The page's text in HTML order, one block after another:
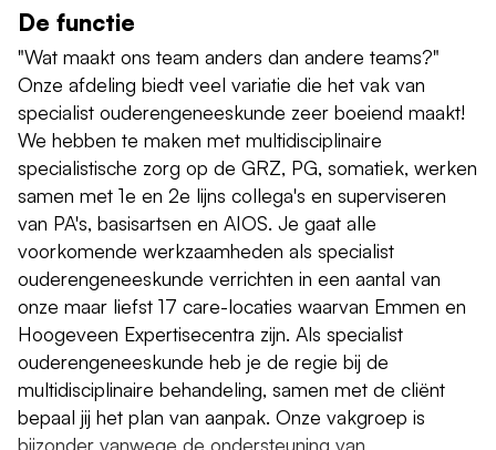
De functie
"Wat maakt ons team anders dan andere teams?"
Onze afdeling biedt veel variatie die het vak van
specialist ouderengeneeskunde zeer boeiend maakt!
We hebben te maken met multidisciplinaire
specialistische zorg op de GRZ, PG, somatiek, werken
samen met 1e en 2e lijns collega's en superviseren
van PA's, basisartsen en AIOS. Je gaat alle
voorkomende werkzaamheden als specialist
ouderengeneeskunde verrichten in een aantal van
onze maar liefst 17 care-locaties waarvan Emmen en
Hoogeveen Expertisecentra zijn. Als specialist
ouderengeneeskunde heb je de regie bij de
multidisciplinaire behandeling, samen met de cliënt
bepaal jij het plan van aanpak. Onze vakgroep is
bijzonder vanwege de ondersteuning van